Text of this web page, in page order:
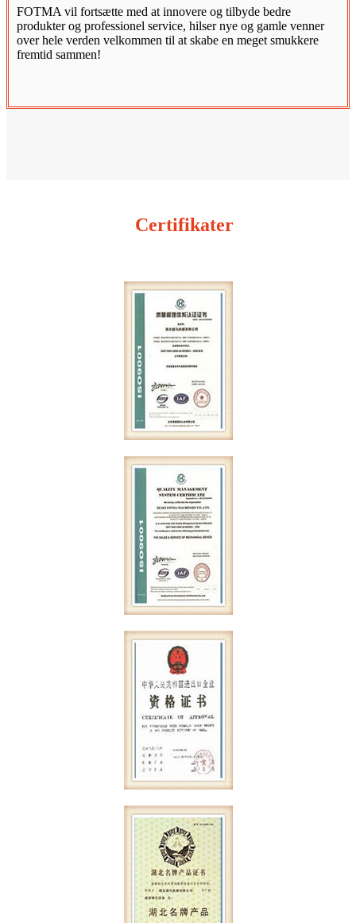
FOTMA vil fortsætte med at innovere og tilbyde bedre
produkter og professionel service, hilser nye og gamle venner
over hele verden velkommen til at skabe en meget smukkere
fremtid sammen!
Certifikater